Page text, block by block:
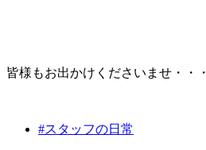
皆様もお出かけくださいませ・・・
#スタッフの日常